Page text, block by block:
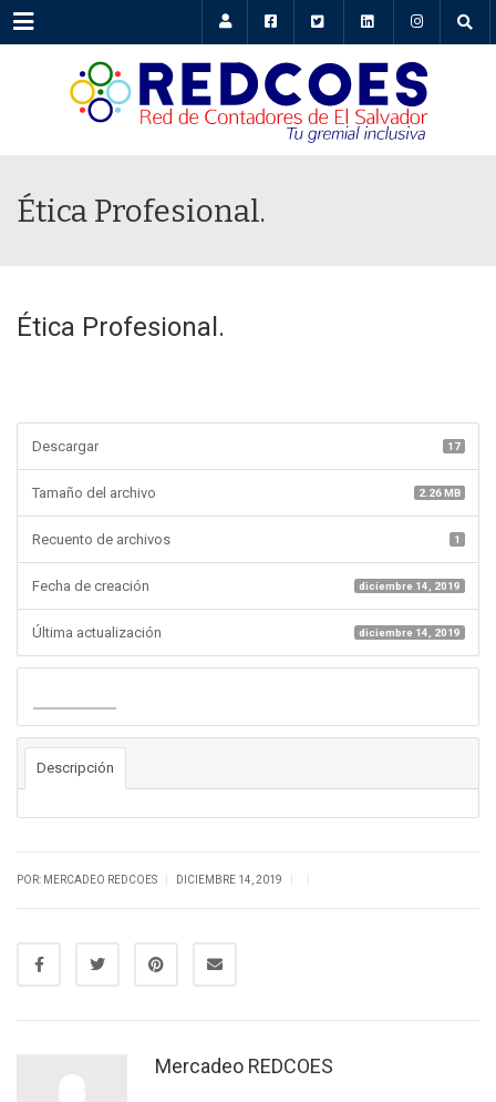
Menu
Ética Profesional.
Ética Profesional.
Descargar 17
Tamaño del archivo 2.26 MB
Recuento de archivos 1
Fecha de creación diciembre 14, 2019
Última actualización diciembre 14, 2019
Descripción
POR: MERCADEO REDCOES DICIEMBRE 14, 2019
Mercadeo REDCOES